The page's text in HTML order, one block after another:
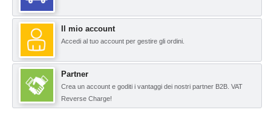
Il mio account
Accedi al tuo account per gestire gli ordini.
Partner
Crea un account e goditi i vantaggi dei nostri partner B2B. VAT
Reverse Charge!